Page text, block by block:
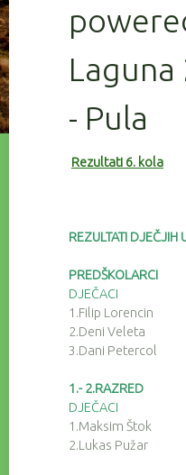
- Pula
Rezultati 6. kola
REZULTATI DJEČJIH
PREDŠKOLARCI
DJEČACI
1.Filip Lorencin
2.Deni Veleta
3.Dani Petercol
1.- 2.RAZRED
DJEČACI
1.Maksim Štok
2.Lukas Pužar